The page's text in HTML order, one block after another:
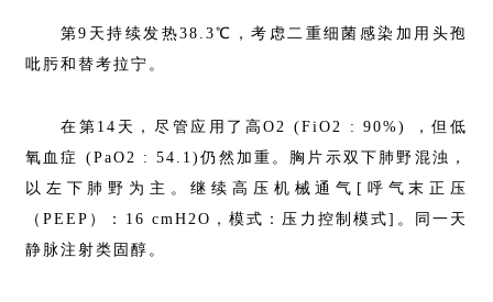
第9天持续发热38.3℃，考虑二重细菌感染加用头孢
吡肟和替考拉宁。
在第14天，尽管应用了高O2 (FiO2 : 90%) ，但低
氧血症 (PaO2 : 54.1)仍然加重。胸片示双下肺野混浊，
以左下肺野为主。继续高压机械通气[呼气末正压
（PEEP）：16 cmH2O，模式：压力控制模式]。同一天
静脉注射类固醇。